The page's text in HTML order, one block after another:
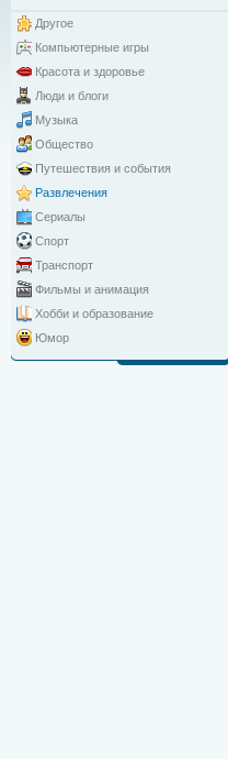
Другое
Компьютерные игры
Красота и здоровье
Люди и блоги
Музыка
Общество
Путешествия и события
Развлечения
Сериалы
Спорт
Транспорт
Фильмы и анимация
Хобби и образование
Юмор